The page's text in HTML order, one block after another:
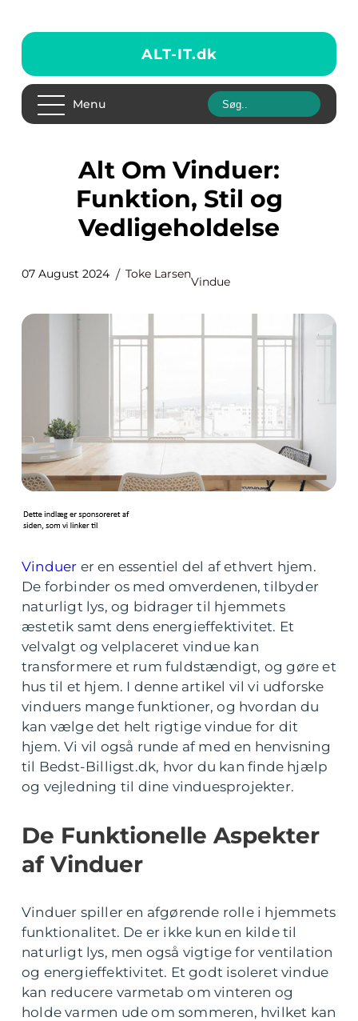
ALT-IT.dk
Menu
Alt Om Vinduer:
Funktion, Stil og
Vedligeholdelse
07 August 2024 Toke Larsen
Vindue
Vinduer er en essentiel del af ethvert hjem.
De forbinder os med omverdenen, tilbyder
naturligt lys, og bidrager til hjemmets
æstetik samt dens energieffektivitet. Et
velvalgt og velplaceret vindue kan
transformere et rum fuldstændigt, og gøre et
hus til et hjem. I denne artikel vil vi udforske
vinduers mange funktioner, og hvordan du
kan vælge det helt rigtige vindue for dit
hjem. Vi vil også runde af med en henvisning
til Bedst-Billigst.dk, hvor du kan finde hjælp
og vejledning til dine vinduesprojekter.
De Funktionelle Aspekter
af Vinduer
Vinduer spiller en afgørende rolle i hjemmets
funktionalitet. De er ikke kun en kilde til
naturligt lys, men også vigtige for ventilation
og energieffektivitet. Et godt isoleret vindue
kan reducere varmetab om vinteren og
holde varmen ude om sommeren, hvilket kan